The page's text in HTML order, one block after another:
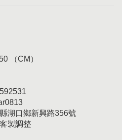
（CM）
湖口鄉新興路356號
製調整